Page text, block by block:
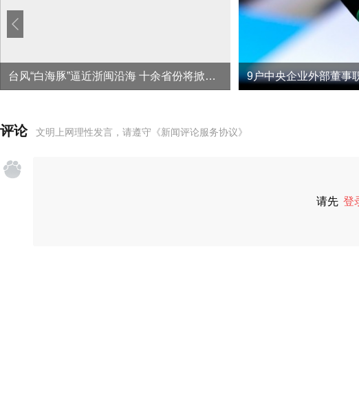
台风“白海豚”逼近浙闽沿海 十余省份将掀强风雨 9户中央企业外部董事
评论 文明上网理性发言，请遵守 《新闻评论服务协议》
请先 登